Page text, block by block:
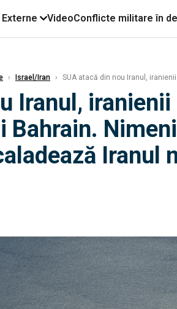
VideoConflicte militare în
› Israel/Iran › SUA atacă din nou Iranul,
Iranul,
Bahrain.
Iranul